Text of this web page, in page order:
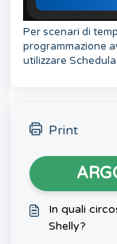
Per scenari di
programmazione
utilizzare
Print
In quali
Shelly?